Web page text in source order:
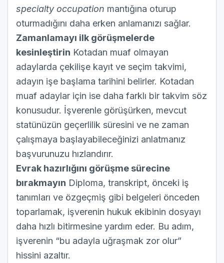
specialty occupation mantığına oturup
oturmadığını daha erken anlamanızı sağlar.
Zamanlamayı ilk görüşmelerde
kesinleştirin Kotadan muaf olmayan
adaylarda çekilişe kayıt ve seçim takvimi,
adayın işe başlama tarihini belirler. Kotadan
muaf adaylar için ise daha farklı bir takvim söz
konusudur. İşverenle görüşürken, mevcut
statünüzün geçerlilik süresini ve ne zaman
çalışmaya başlayabileceğinizi anlatmanız
başvurunuzu hızlandırır.
Evrak hazırlığını görüşme sürecine
bırakmayın Diploma, transkript, önceki iş
tanımları ve özgeçmiş gibi belgeleri önceden
toparlamak, işverenin hukuk ekibinin dosyayı
daha hızlı bitirmesine yardım eder. Bu adım,
işverenin “bu adayla uğraşmak zor olur”
hissini azaltır.